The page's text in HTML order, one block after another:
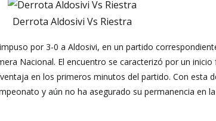
Derrota Aldosivi Vs Riestra
por 3-0 a Aldosivi, en un partido
Nacional. El encuentro se caracterizó por un
en los primeros minutos del partido. Con esta
y aún no ha asegurado su permanencia en